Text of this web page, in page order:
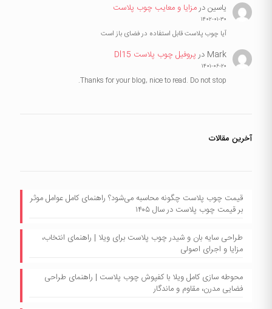
یاسیندرمزایا و معایب چوب پلاست
۱۴۰۲-۰۱-۳۰
آیا چوب پلاست قابل استفاده در فضای باز است
Mark درپروفیل چوب پلاست Dl15
۱۴۰۱-۰۶-۲۰
Thanks for your blog, nice to read. Do not stop.
آخرین مقالات
قیمت چوب پلاست چگونه محاسبه می‌شود؟ راهنمای کامل عوامل موثر
بر قیمت چوب پلاست در سال ۱۴۰۵
طراحی سایه بان و شیدر چوب پلاست برای ویلا | راهنمای انتخاب،
مزایا و اجرای اصولی
محوطه سازی کامل ویلا با کفپوش چوب پلاست | راهنمای طراحی
فضایی مدرن، مقاوم و ماندگار